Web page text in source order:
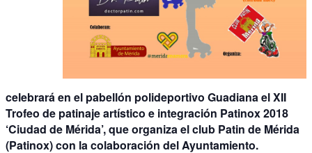
celebrará en el pabellón polideportivo Guadiana el XII
Trofeo de patinaje artístico e integración Patinox 2018
‘Ciudad de Mérida’, que organiza el club Patin de Mérida
(Patinox) con la colaboración del Ayuntamiento.